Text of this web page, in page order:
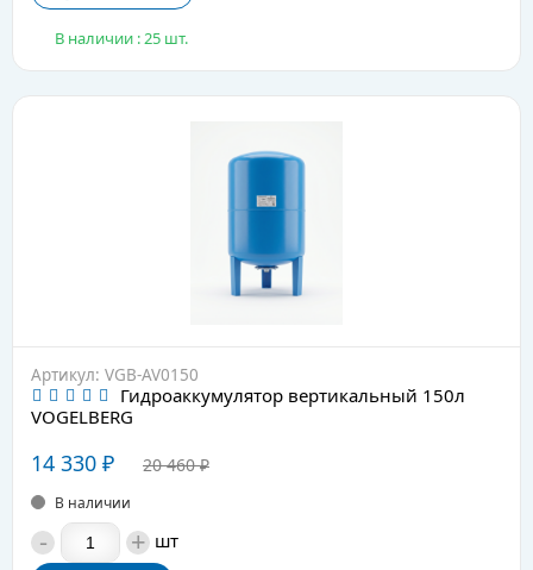
В наличии : 25 шт.
Артикул: VGB-AV0150
Гидроаккумулятор вертикальный 150л
VOGELBERG
14 330 ₽ 20 460₽
В наличии
- + шт